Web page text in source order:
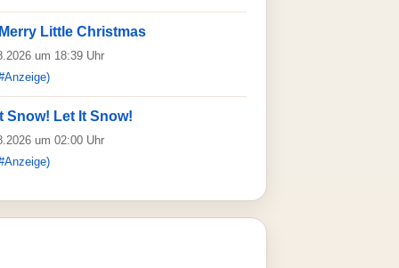
Little Christmas
um 18:39 Uhr
Snow! Let It Snow!
um 02:00 Uhr